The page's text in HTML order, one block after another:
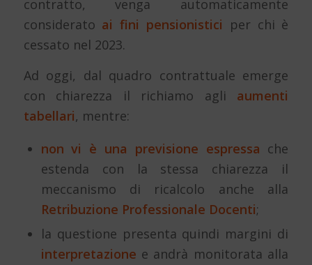
contratto, venga automaticamente
considerato ai fini pensionistici per chi è
cessato nel 2023.
Ad oggi, dal quadro contrattuale emerge
con chiarezza il richiamo agli aumenti
tabellari, mentre:
non vi è una previsione espressa che
estenda con la stessa chiarezza il
meccanismo di ricalcolo anche alla
Retribuzione Professionale Docenti;
la questione presenta quindi margini di
interpretazione e andrà monitorata alla